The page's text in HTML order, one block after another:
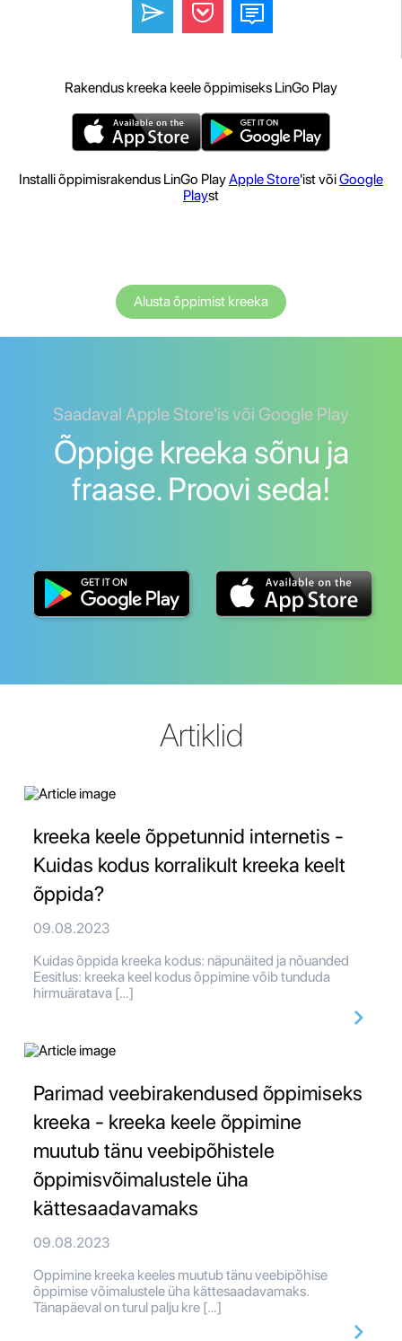
Rakendus kreeka keele õppimiseks LinGo Play
Installi õppimisrakendus LinGo PlayApple Store'ist võiGoogle
Playst
Alusta õppimist kreeka
Saadaval Apple Store'is või Google Play
Õppige kreeka sõnu ja
fraase. Proovi seda!
Artiklid
kreeka keele õppetunnid internetis -
Kuidas kodus korralikult kreeka keelt
õppida?
09.08.2023
Kuidas õppida kreeka kodus: näpunäited ja nõuanded
Eesitlus: kreeka keel kodus õppimine võib tunduda
hirmuäratava […]
Parimad veebirakendused õppimiseks
kreeka - kreeka keele õppimine
muutub tänu veebipõhistele
õppimisvõimalustele üha
kättesaadavamaks
09.08.2023
Oppimine kreeka keeles muutub tänu veebipõhise
õppimise võimalustele üha kättesaadavamaks.
Tänapäeval on turul palju kre […]